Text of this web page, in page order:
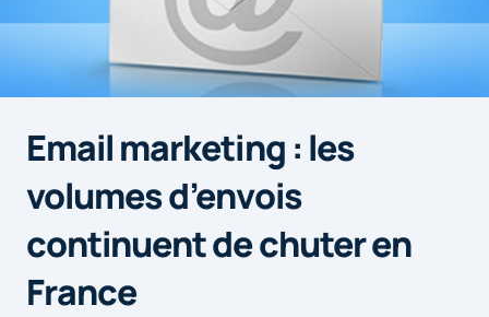
Email marketing : les
volumes d’envois
continuent de chuter en
France